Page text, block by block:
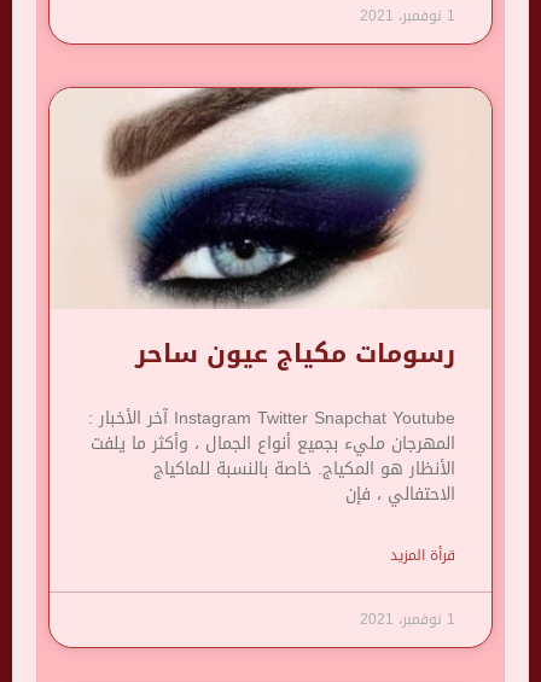
1 نوفمبر، 2021
رسومات مكياج عيون ساحر
Instagram Twitter Snapchat Youtube آخر الأخبار :
المهرجان مليء بجميع أنواع الجمال ، وأكثر ما يلفت
الأنظار هو المكياج. خاصة بالنسبة للماكياج
الاحتفالي ، فإن
قرأة المزيد
1 نوفمبر، 2021